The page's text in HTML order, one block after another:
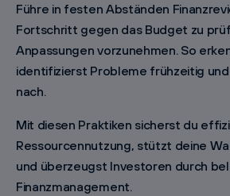
Führe in festen Abständen
Fortschritt gegen das Budget zu
Anpassungen vorzunehmen. So
identifizierst Probleme frühzeitig
nach.
Mit diesen Praktiken sicherst du
Ressourcennutzung, stützt deine
und überzeugst Investoren durch
Finanzmanagement.